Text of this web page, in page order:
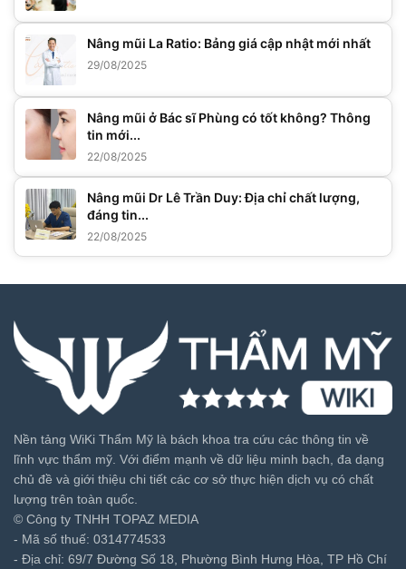
Nâng mũi La Ratio: Bảng giá cập nhật mới nhất
29/08/2025
Nâng mũi ở Bác sĩ Phùng có tốt không? Thông
tin mới...
22/08/2025
Nâng mũi Dr Lê Trần Duy: Địa chỉ chất lượng,
đáng tin...
22/08/2025
Nền tảng WiKi Thẩm Mỹ là bách khoa tra cứu các thông tin về
lĩnh vực thẩm mỹ. Với điểm mạnh về dữ liệu minh bạch, đa dạng
chủ đề và giới thiệu chi tiết các cơ sở thực hiện dịch vụ có chất
lượng trên toàn quốc.
© Công ty TNHH TOPAZ MEDIA
- Mã số thuế: 0314774533
- Địa chỉ: 69/7 Đường Số 18, Phường Bình Hưng Hòa, TP Hồ Chí